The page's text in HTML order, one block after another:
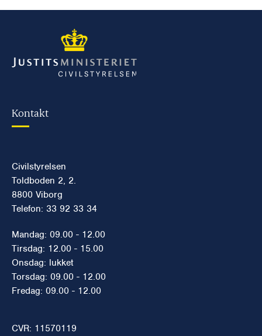
Kontakt
Civilstyrelsen
Toldboden 2, 2.
8800 Viborg
Telefon: 33 92 33 34
Mandag: 09.00 - 12.00
Tirsdag: 12.00 - 15.00
Onsdag: lukket
Torsdag: 09.00 - 12.00
Fredag: 09.00 - 12.00
CVR: 11570119